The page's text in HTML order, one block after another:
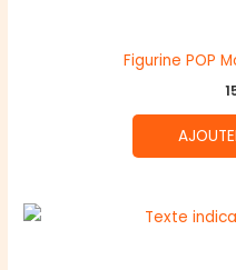
Figurine POP